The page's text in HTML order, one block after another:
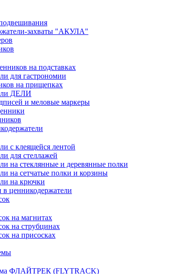
захваты "АКУЛА"
на подставках
для гастрономии
на прищепках
ДЕЛИ
и меловые маркеры
с клеящейся лентой
для стеллажей
на стеклянные и деревянные полки
на сетчатые полки и корзины
на крючки
в ценникодержатели
на магнитах
на струбцинах
на присосках
ФЛАЙТРЕК (FLYTRACK)